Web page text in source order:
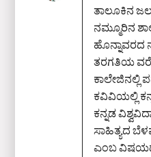
ತಾಲೂಕಿನ
ನಮ್ಮೂರಿನ
ಹೊನ್ನಾವರದ
ತರಗತಿಯ
ಕಾಲೇಜಿನಲ್ಲಿ
ಕವಿವಿಯಲ್ಲಿ
ಕನ್ನಡ
ಸಾಹಿತ್ಯದ
ಎಂಬ